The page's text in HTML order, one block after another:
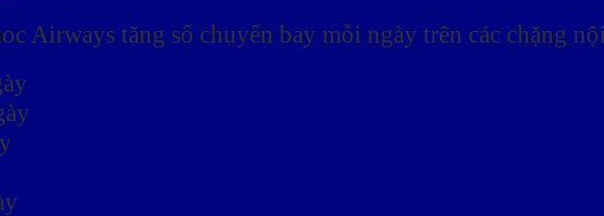
Airways tăng số chuyến bay mỗi ngày trên các chặng